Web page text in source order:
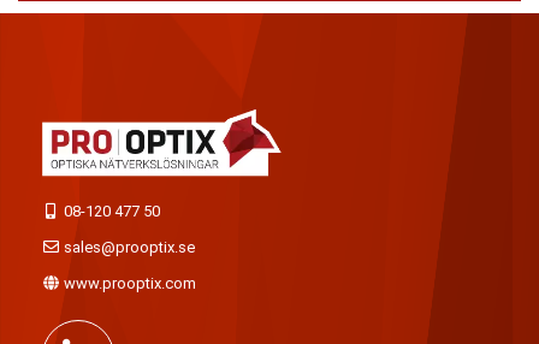
08-120 477 50
sales@prooptix.se
www.prooptix.com